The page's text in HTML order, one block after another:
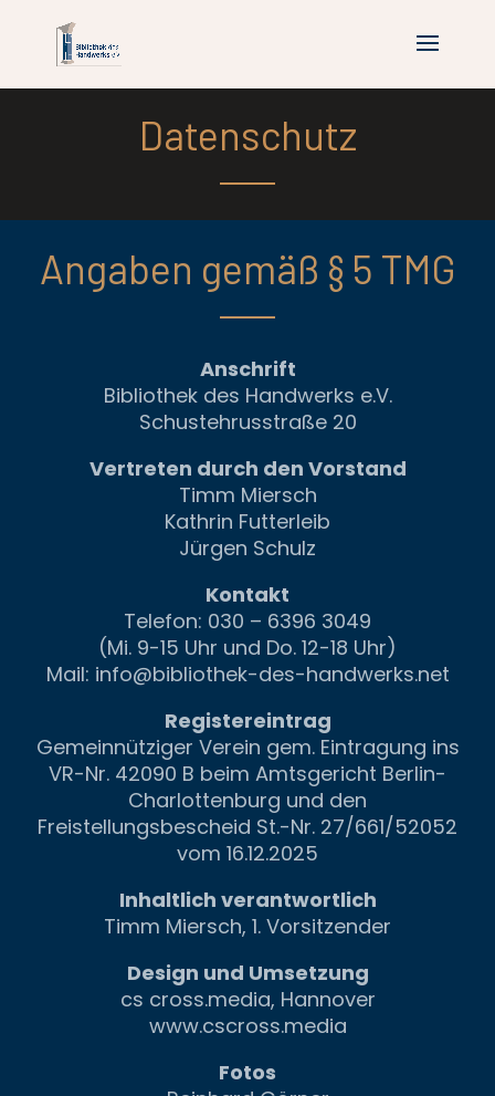
Datenschutz
Angaben gemäß § 5 TMG
Anschrift
Bibliothek des Handwerks e.V.
Schustehrusstraße 20
Vertreten durch den Vorstand
Timm Miersch
Kathrin Futterleib
Jürgen Schulz
Kontakt
Telefon: 030 – 6396 3049
(Mi. 9-15 Uhr und Do. 12-18 Uhr)
Mail: info@bibliothek-des-handwerks.net
Registereintrag
Gemeinnütziger Verein gem. Eintragung ins
VR-Nr. 42090 B beim Amtsgericht Berlin-
Charlottenburg und den
Freistellungsbescheid St.-Nr. 27/661/52052
vom 16.12.2025
Inhaltlich verantwortlich
Timm Miersch, 1. Vorsitzender
Design und Umsetzung
cs cross.media, Hannover
www.cscross.media
Fotos